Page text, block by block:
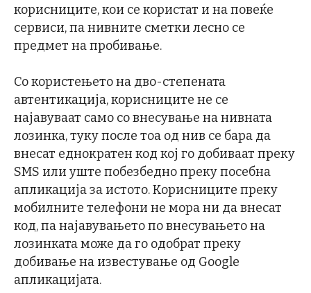
корисниците, кои се користат и на повеќе
сервиси, па нивните сметки лесно се
предмет на пробивање.
Со користењето на дво-степената
автентикација, корисниците не се
најавуваат само со внесување на нивната
лозинка, туку после тоа од нив се бара да
внесат еднократен код кој го добиваат преку
SMS или уште побезбедно преку посебна
апликација за истото. Корисниците преку
мобилните телефони не мора ни да внесат
код, па најавувањето по внесувањето на
лозинката може да го одобрат преку
добивање на известување од Google
апликацијата.